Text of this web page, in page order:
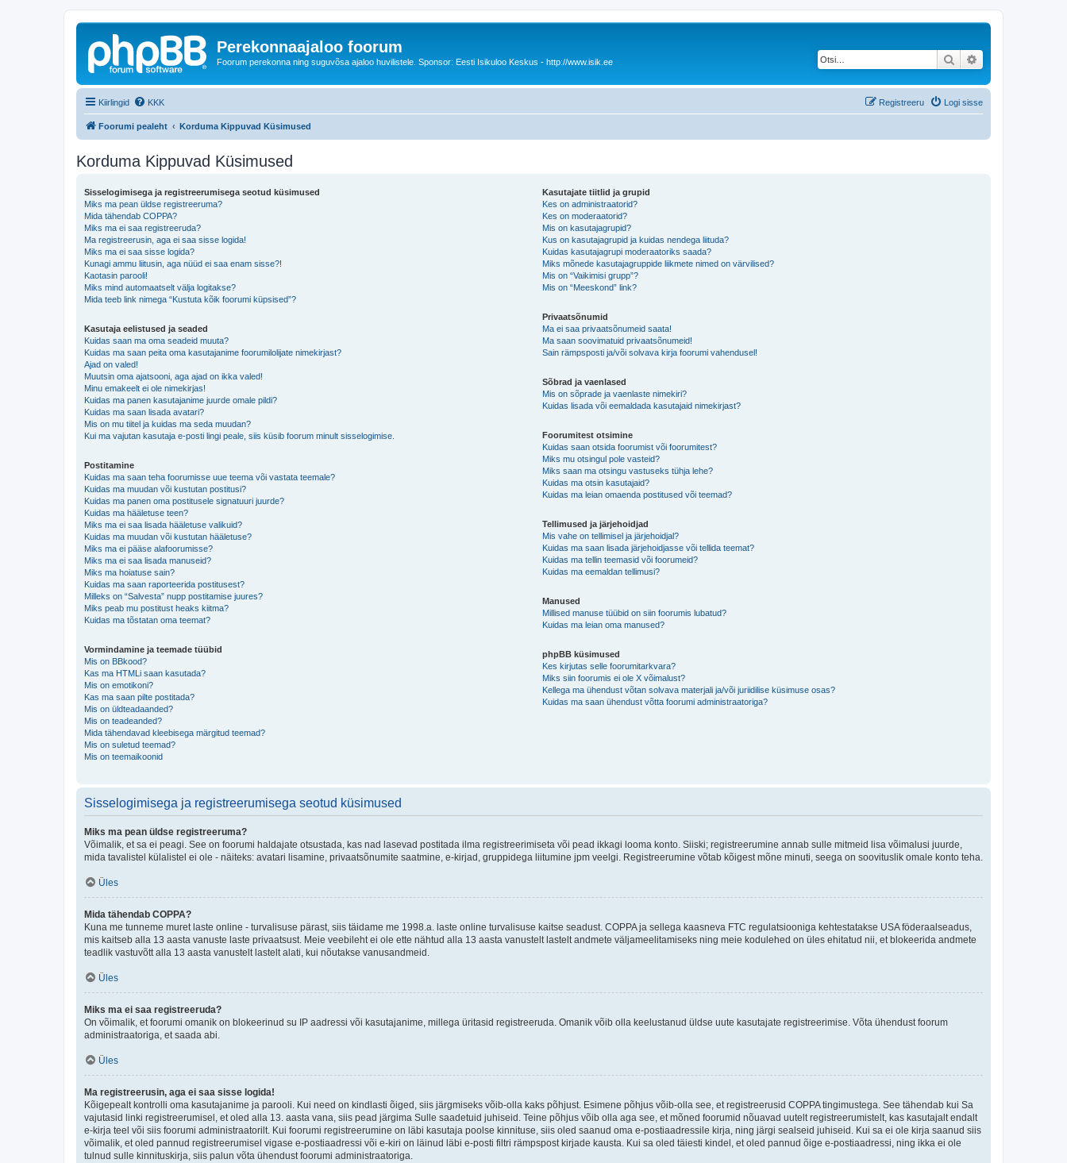
Perekonnaajaloo foorum
Foorum perekonna ning suguvõsa ajaloo huvilistele. Sponsor: Eesti Isikuloo Keskus - http://www.isik.ee Otsi
Kiirlingid KKK Logi sisse
Registreeru
Foorumi pealeht Korduma Kippuvad Küsimused
Korduma Kippuvad Küsimused
Sisselogimisega ja registreerumisega seotud küsimused
Miks ma pean üldse registreeruma?
Mida tähendab COPPA?
Miks ma ei saa registreeruda?
Ma registreerusin, aga ei saa sisse logida!
Miks ma ei saa sisse logida?
Kunagi ammu liitusin, aga nüüd ei saa enam sisse?!
Kaotasin parooli!
Miks mind automaatselt välja logitakse?
Mida teeb link nimega “Kustuta kõik foorumi küpsised”?
Kasutaja eelistused ja seaded
Kuidas saan ma oma seadeid muuta?
Kuidas ma saan peita oma kasutajanime foorumilolijate nimekirjast?
Ajad on valed!
Muutsin oma ajatsooni, aga ajad on ikka valed!
Minu emakeelt ei ole nimekirjas!
Kuidas ma panen kasutajanime juurde omale pildi?
Kuidas ma saan lisada avatari?
Mis on mu tiitel ja kuidas ma seda muudan?
Kui ma vajutan kasutaja e-posti lingi peale, siis küsib foorum minult sisselogimise.
Postitamine
Kuidas ma saan teha foorumisse uue teema või vastata teemale?
Kuidas ma muudan või kustutan postitusi?
Kuidas ma panen oma postitusele signatuuri juurde?
Kuidas ma hääletuse teen?
Miks ma ei saa lisada hääletuse valikuid?
Kuidas ma muudan või kustutan hääletuse?
Miks ma ei pääse alafoorumisse?
Miks ma ei saa lisada manuseid?
Miks ma hoiatuse sain?
Kuidas ma saan raporteerida postitusest?
Milleks on “Salvesta” nupp postitamise juures?
Miks peab mu postitust heaks kiitma?
Kuidas ma tõstatan oma teemat?
Vormindamine ja teemade tüübid
Mis on BBkood?
Kas ma HTMLi saan kasutada?
Mis on emotikoni?
Kas ma saan pilte postitada?
Mis on üldteadaanded?
Mis on teadeanded?
Mida tähendavad kleebisega märgitud teemad?
Mis on suletud teemad?
Mis on teemaikoonid
Kasutajate tiitlid ja grupid
Kes on administraatorid?
Kes on moderaatorid?
Mis on kasutajagrupid?
Kus on kasutajagrupid ja kuidas nendega liituda?
Kuidas kasutajagrupi moderaatoriks saada?
Miks mõnede kasutajagruppide liikmete nimed on värvilised?
Mis on “Vaikimisi grupp”?
Mis on “Meeskond” link?
Privaatsõnumid
Ma ei saa privaatsõnumeid saata!
Ma saan soovimatuid privaatsõnumeid!
Sain rämpsposti ja/või solvava kirja foorumi vahendusel!
Sõbrad ja vaenlased
Mis on sõprade ja vaenlaste nimekiri?
Kuidas lisada või eemaldada kasutajaid nimekirjast?
Foorumitest otsimine
Kuidas saan otsida foorumist või foorumitest?
Miks mu otsingul pole vasteid?
Miks saan ma otsingu vastuseks tühja lehe?
Kuidas ma otsin kasutajaid?
Kuidas ma leian omaenda postitused või teemad?
Tellimused ja järjehoidjad
Mis vahe on tellimisel ja järjehoidjal?
Kuidas ma saan lisada järjehoidjasse või tellida teemat?
Kuidas ma tellin teemasid või foorumeid?
Kuidas ma eemaldan tellimusi?
Manused
Millised manuse tüübid on siin foorumis lubatud?
Kuidas ma leian oma manused?
phpBB küsimused
Kes kirjutas selle foorumitarkvara?
Miks siin foorumis ei ole X võimalust?
Kellega ma ühendust võtan solvava materjali ja/või juriidilise küsimuse osas?
Kuidas ma saan ühendust võtta foorumi administraatoriga?
Sisselogimisega ja registreerumisega seotud küsimused
Miks ma pean üldse registreeruma?
Võimalik, et sa ei peagi. See on foorumi haldajate otsustada, kas nad lasevad postitada ilma registreerimiseta või pead ikkagi looma konto. Siiski; registreerumine annab sulle mitmeid lisa võimalusi juurde,
mida tavalistel külalistel ei ole - näiteks: avatari lisamine, privaatsõnumite saatmine, e-kirjad, gruppidega liitumine jpm veelgi. Registreerumine võtab kõigest mõne minuti, seega on soovituslik omale konto teha.
Üles
Mida tähendab COPPA?
Kuna me tunneme muret laste online - turvalisuse pärast, siis täidame me 1998.a. laste online turvalisuse kaitse seadust. COPPA ja sellega kaasneva FTC regulatsiooniga kehtestatakse USA föderaalseadus,
mis kaitseb alla 13 aasta vanuste laste privaatsust. Meie veebileht ei ole ette nähtud alla 13 aasta vanustelt lastelt andmete väljameelitamiseks ning meie kodulehed on üles ehitatud nii, et blokeerida andmete
teadlik vastuvõtt alla 13 aasta vanustelt lastelt alati, kui nõutakse vanusandmeid.
Üles
Miks ma ei saa registreeruda?
On võimalik, et foorumi omanik on blokeerinud su IP aadressi või kasutajanime, millega üritasid registreeruda. Omanik võib olla keelustanud üldse uute kasutajate registreerimise. Võta ühendust foorum
administraatoriga, et saada abi.
Üles
Ma registreerusin, aga ei saa sisse logida!
Kõigepealt kontrolli oma kasutajanime ja parooli. Kui need on kindlasti õiged, siis järgmiseks võib-olla kaks põhjust. Esimene põhjus võib-olla see, et registreerusid COPPA tingimustega. See tähendab kui Sa
vajutasid linki registreerumisel, et oled alla 13. aasta vana, siis pead järgima Sulle saadetuid juhiseid. Teine põhjus võib olla aga see, et mõned foorumid nõuavad uutelt registreerumistelt, kas kasutajalt endalt
e-kirja teel või siis foorumi administraatorilt. Kui foorumi registreerumine on läbi kasutaja poolse kinnituse, siis oled saanud oma e-postiaadressile kirja, ning järgi sealseid juhiseid. Kui sa ei ole kirja saanud siis
võimalik, et oled pannud registreerumisel vigase e-postiaadressi või e-kiri on läinud läbi e-posti filtri rämpspost kirjade kausta. Kui sa oled täiesti kindel, et oled pannud õige e-postiaadressi, ning ikka ei ole
tulnud sulle kinnituskirja, siis palun võta ühendust foorumi administraatoriga.